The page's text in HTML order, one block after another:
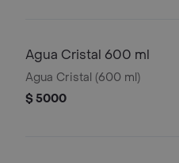
Agua Cristal 600 ml
Agua Cristal (600 ml)
$ 5000